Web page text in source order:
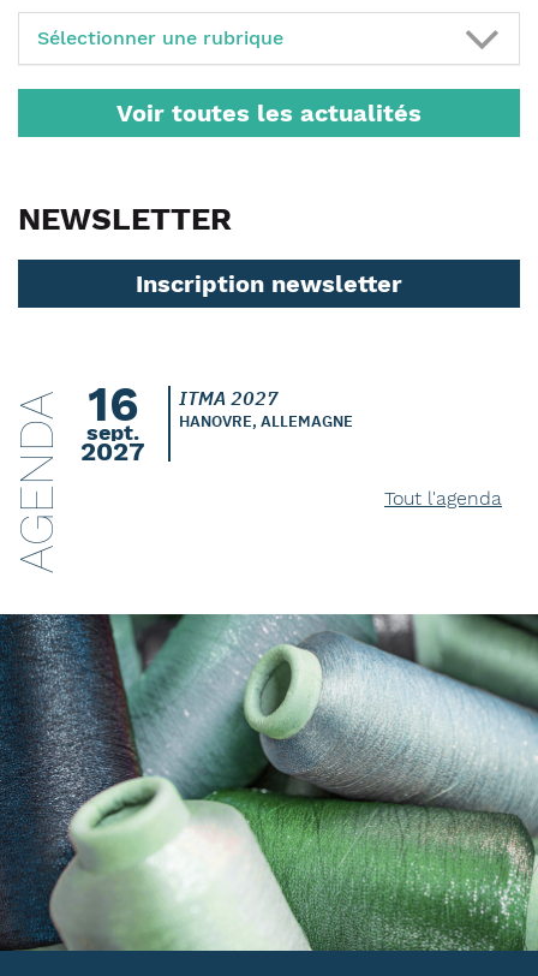
Sélectionner une rubrique
Voir toutes les actualités
NEWSLETTER
Inscription newsletter
AGENDA 16
sept.
2027
ITMA 2027
HANOVRE, ALLEMAGNE
Tout l'agenda